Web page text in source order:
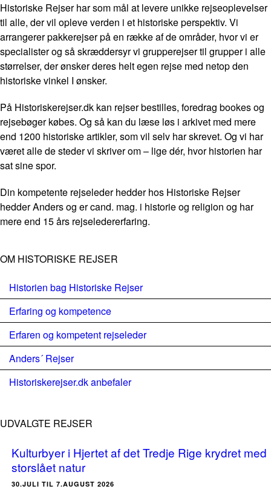
Historiske Rejser har som mål at levere unikke rejseoplevelser
til alle, der vil opleve verden i et historiske perspektiv. Vi
arrangerer pakkerejser på en række af de områder, hvor vi er
specialister og så skræddersyr vi grupperejser til grupper i alle
størrelser, der ønsker deres helt egen rejse med netop den
historiske vinkel I ønsker.
På Historiskerejser.dk kan rejser bestilles, foredrag bookes og
rejsebøger købes. Og så kan du læse løs i arkivet med mere
end 1200 historiske artikler, som vil selv har skrevet. Og vi har
været alle de steder vi skriver om – lige dér, hvor historien har
sat sine spor.
Din kompetente rejseleder hedder hos Historiske Rejser
hedder Anders og er cand. mag. i historie og religion og har
mere end 15 års rejseledererfaring.
OM HISTORISKE REJSER
Historien bag Historiske Rejser
Erfaring og kompetence
Erfaren og kompetent rejseleder
Anders´ Rejser
Historiskerejser.dk anbefaler
UDVALGTE REJSER
Kulturbyer i Hjertet af det Tredje Rige krydret med
storslået natur
30.JULI TIL 7.AUGUST 2026